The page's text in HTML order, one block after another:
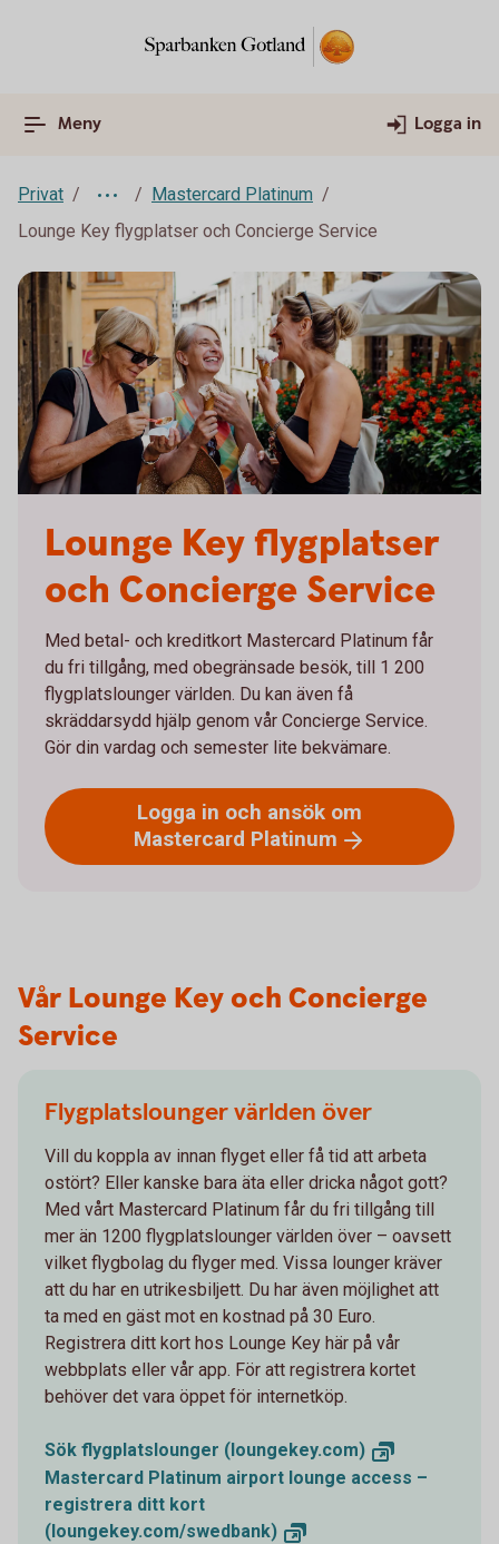
Meny Logga in
Privat
Mastercard Platinum
Lounge Key flygplatser och Concierge Service
Lounge Key flygplatser
och Concierge Service
Med betal- och kreditkort Mastercard Platinum får
du fri tillgång, med obegränsade besök, till 1 200
flygplatslounger världen. Du kan även få
skräddarsydd hjälp genom vår Concierge Service.
Gör din vardag och semester lite bekvämare.
Logga in och ansök om
Mastercard Platinum
Vår Lounge Key och Concierge
Service
Flygplatslounger världen över
Vill du koppla av innan flyget eller få tid att arbeta
ostört? Eller kanske bara äta eller dricka något gott?
Med vårt Mastercard Platinum får du fri tillgång till
mer än 1200 flygplatslounger världen över – oavsett
vilket flygbolag du flyger med. Vissa lounger kräver
att du har en utrikesbiljett. Du har även möjlighet att
ta med en gäst mot en kostnad på 30 Euro.
Registrera ditt kort hos Lounge Key här på vår
webbplats eller vår app. För att registrera kortet
behöver det vara öppet för internetköp.
Sök flygplatslounger (loungekey.com)
Mastercard Platinum airport lounge access –
registrera ditt kort
(loungekey.com/swedbank)